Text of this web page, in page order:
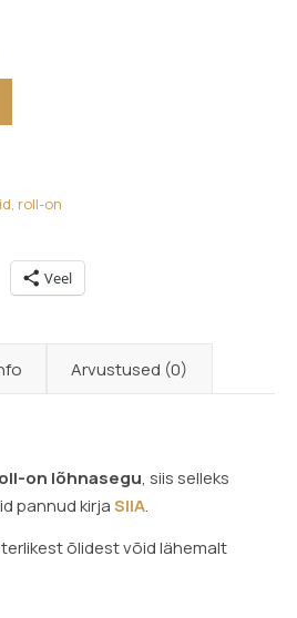
metallist rullikuga kogus
, roll-on
Veel
Arvustused (0)
on lõhnasegu, siis selleks
pannud kirjaSIIA.
õlidest võid lähemalt